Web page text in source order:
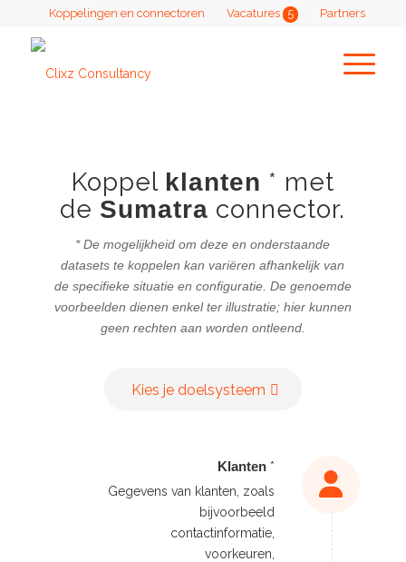
Koppelingen en connectoren Vacatures 5 Partners
Koppel klanten * met
de Sumatra connector.
* De mogelijkheid om deze en onderstaande
datasets te koppelen kan variëren afhankelijk van
de specifieke situatie en configuratie. De genoemde
voorbeelden dienen enkel ter illustratie; hier kunnen
geen rechten aan worden ontleend.
Kies je doelsysteem
Klanten *
Gegevens van klanten, zoals
bijvoorbeeld
contactinformatie,
voorkeuren,